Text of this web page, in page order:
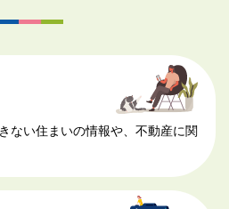
ない住まいの情報や、不動産に関